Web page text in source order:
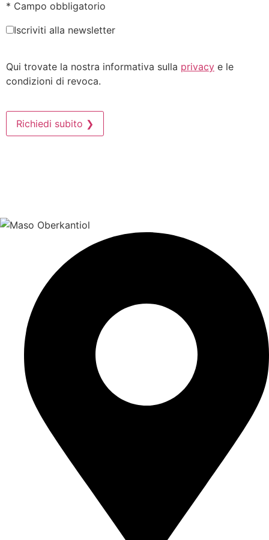
* Campo obbligatorio
Iscriviti alla newsletter
Qui trovate la nostra informativa sulla privacy e le
condizioni di revoca.